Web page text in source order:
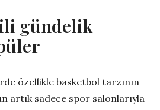
gündelik
özellikle basketbol tarzının
artık sadece spor salonlarıyla